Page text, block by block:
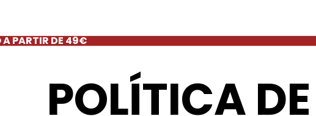
PARTIR DE 49€
POLÍTICA DE